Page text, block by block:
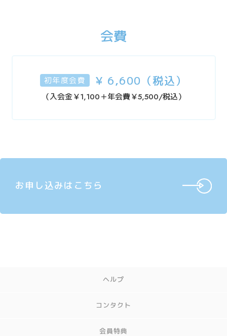
会費
初年度会費 ¥ 6,600（税込）
（入会金￥1,100＋年会費￥5,500/税込）
お申し込みはこちら
ヘルプ
コンタクト
会員特典